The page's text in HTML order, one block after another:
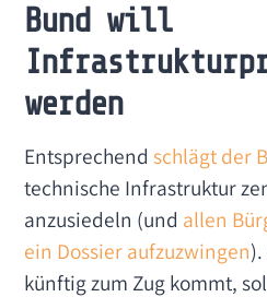
Bund will
werden
Entsprechendschlägt der
technische Infrastruktur
anzusiedeln (und allen
ein Dossier aufzuzwingen
künftig zum Zug kommt,